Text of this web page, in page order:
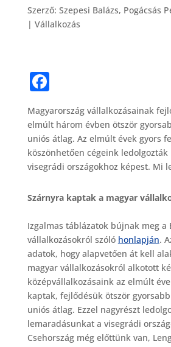
Szerző: Szepesi Balázs, Pogácsás
| Vállalkozás
F
c
e
b
o
o
k
Magyarország vállalkozásainak
elmúlt három évben ötször
uniós átlag. Az elmúlt évek gyors
köszönhetően cégeink
visegrádi országokhoz képest. Mi
Szárnyra kaptak a magyar
Izgalmas táblázatok bújnak meg a
vállalkozásokról szóló honlapján.
adatok, hogy alapvetően át kell
magyar vállalkozásokról alkotott
középvállalkozásaink az elmúlt
kaptak, fejlődésük ötször
uniós átlag. Ezzel nagyrészt
lemaradásunkat a visegrádi
Csehország még előttünk van,